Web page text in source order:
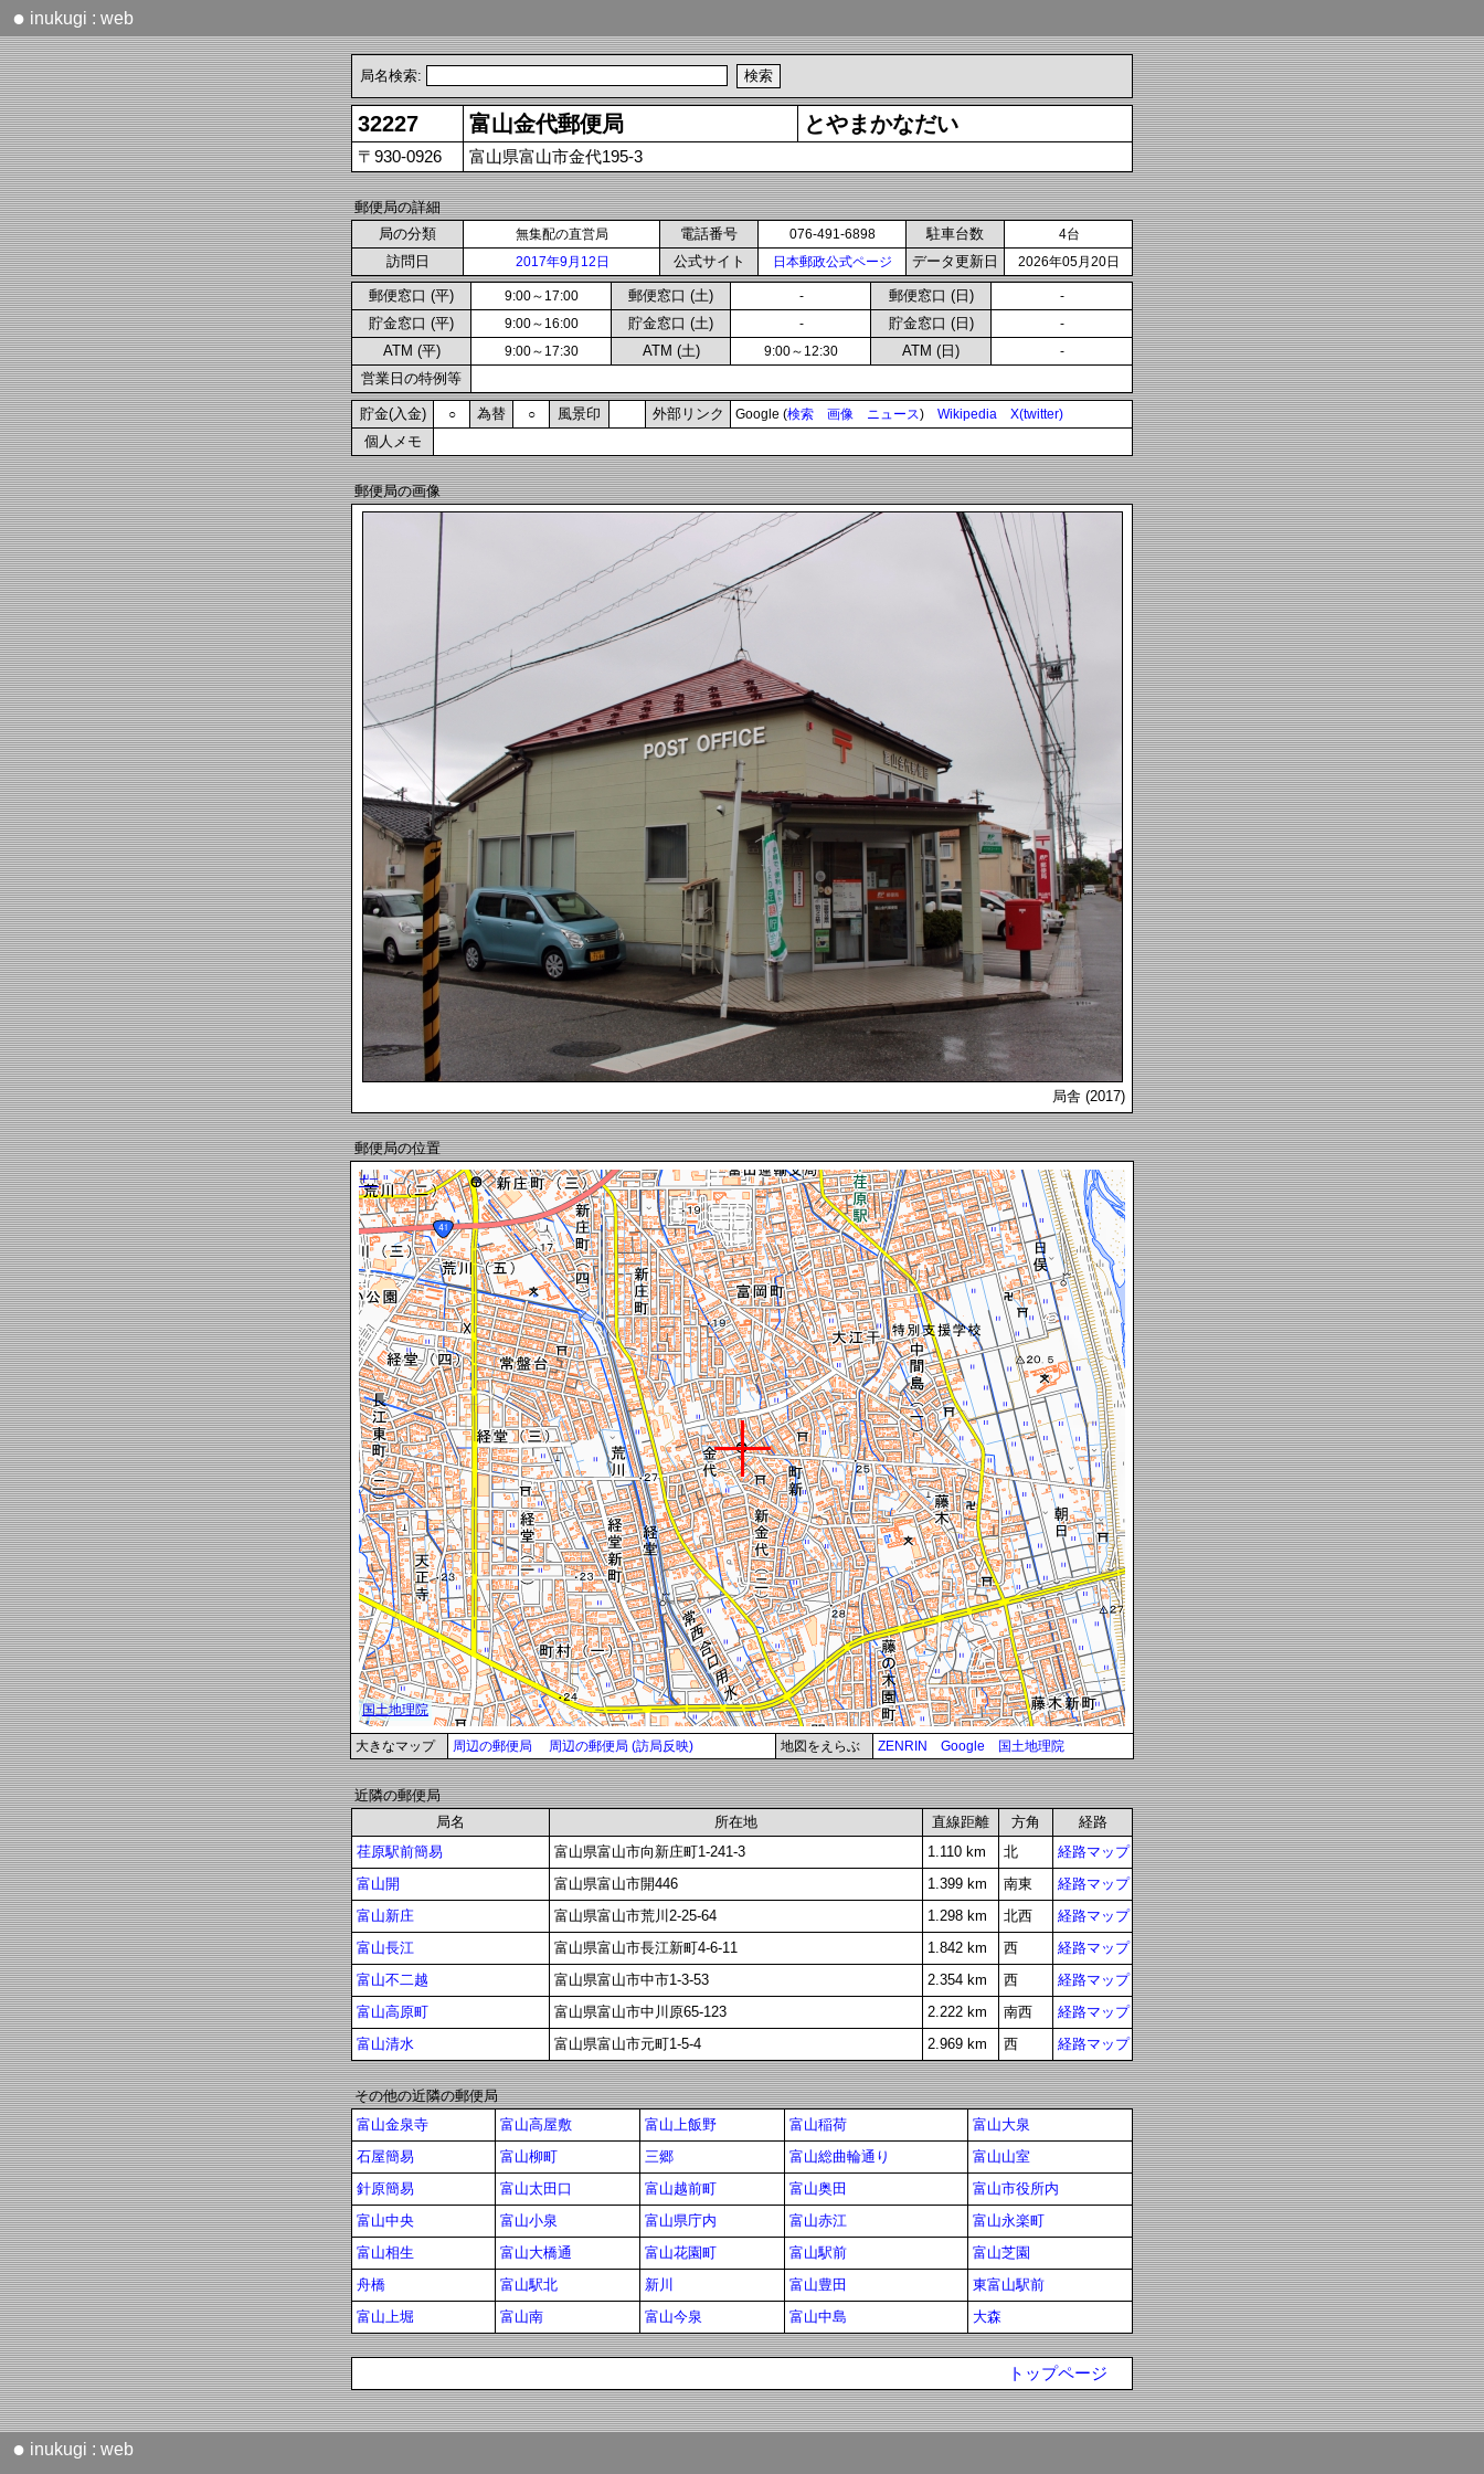
● inukugi : web
局名検索:
32227 富山金代郵便局 とやまかなだい
〒930-0926 富山県富山市金代195-3
郵便局の詳細
局の分類
無集配の直営局 電話番号 076-491-6898 駐車台数 4台
訪問日 2017年9月12日 公式サイト 日本郵政公式ページ データ更新日 2026年05月20日
郵便窓口 (平) 9:00～17:00 郵便窓口 (土) - 郵便窓口 (日) -
貯金窓口 (平) 9:00～16:00 貯金窓口 (土) - 貯金窓口 (日) -
ATM (平) 9:00～17:30 ATM (土) 9:00～12:30 ATM (日) -
営業日の特例等
貯金(入金) ○ 為替 ○ 風景印 外部リンク Google (検索 画像 ニュース) Wikipedia X(twitter)
個人メモ
郵便局の画像
局舎 (2017)
郵便局の位置
大きなマップ 周辺の郵便局 周辺の郵便局 (訪局反映) 地図をえらぶ ZENRIN Google 国土地理院
近隣の郵便局
局名
所在地 直線距離 方角
経路
荏原駅前簡易
富山県富山市向新庄町1-241-3 1.110 km 北
経路マップ
富山開
富山県富山市開446 1.399 km 南東
経路マップ
富山新庄
富山県富山市荒川2-25-64 1.298 km 北西
経路マップ
富山長江
富山県富山市長江新町4-6-11 1.842 km 西
経路マップ
富山不二越
富山県富山市中市1-3-53 2.354 km 西
経路マップ
富山高原町
富山県富山市中川原65-123 2.222 km 南西
経路マップ
富山清水
富山県富山市元町1-5-4 2.969 km 西 経路マップ
その他の近隣の郵便局
富山金泉寺
富山高屋敷 富山上飯野 富山稲荷
富山大泉
石屋簡易
富山柳町 三郷 富山総曲輪通り
富山山室
針原簡易
富山太田口 富山越前町 富山奥田
富山市役所内
富山中央
富山小泉 富山県庁内 富山赤江
富山永楽町
富山相生
富山大橋通 富山花園町 富山駅前
富山芝園
舟橋
富山駅北 新川 富山豊田
東富山駅前
富山上堀
富山南 富山今泉 富山中島 大森
トップページ
● inukugi : web